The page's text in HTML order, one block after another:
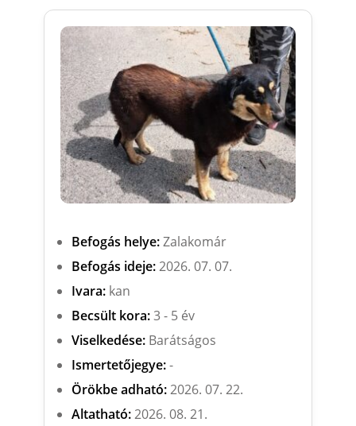
Befogás helye:Zalakomár
Befogás ideje:2026. 07. 07.
Ivara:kan
Becsült kora:3 - 5 év
Viselkedése:Barátságos
Ismertetőjegye:-
Örökbe adható:2026. 07. 22.
Altatható:2026. 08. 21.